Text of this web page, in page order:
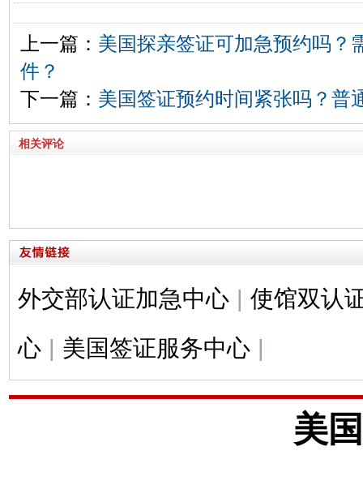
上一篇： 美国探亲签证可加急预约吗？
件？
下一篇： 美国签证预约时间紧张吗？普
相关评论
外交部认证加急中心 | 使馆双认
心 | 美国签证服务中心 |
美国